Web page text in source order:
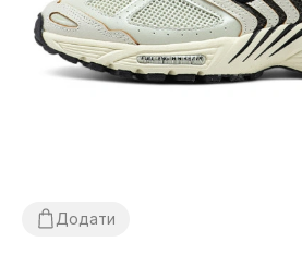
Додати